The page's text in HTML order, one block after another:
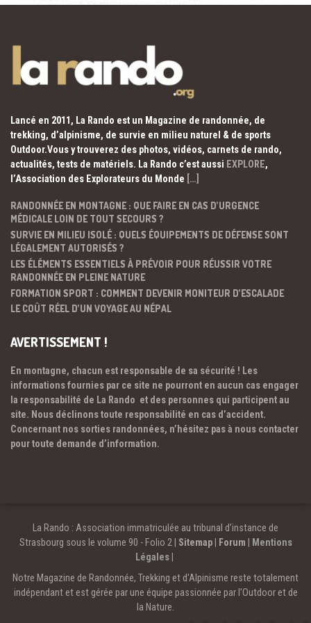
Lancé en 2011, La Rando est un Magazine de randonnée, de
trekking, d’alpinisme, de survie en milieu naturel & de sports
Outdoor.Vous y trouverez des photos, vidéos, carnets de rando,
actualités, tests de matériels. La Rando c’est aussi EXPLORE,
l’Association des Explorateurs du Monde […]
RANDONNÉE EN MONTAGNE : QUE FAIRE EN CAS D’URGENCE
MÉDICALE LOIN DE TOUT SECOURS ?
SURVIE EN MILIEU ISOLÉ : QUELS ÉQUIPEMENTS DE DÉFENSE SONT
LÉGALEMENT AUTORISÉS ?
LES ÉLÉMENTS ESSENTIELS À PRÉVOIR POUR RÉUSSIR VOTRE
RANDONNÉE EN PLEINE NATURE
FORMATION SPORT : COMMENT DEVENIR MONITEUR D’ESCALADE
LE COÛT RÉEL D’UN VOYAGE AU NÉPAL
AVERTISSEMENT !
En montagne, chacun est responsable de sa sécurité ! Les
informations fournies par ce site ne pourront en aucun cas engager
la responsabilité de La Rando et des personnes qui participent au
site. Nous déclinons toute responsabilité en cas d’accident.
Concernant nos sorties randonnées, n’hésitez pas à nous contacter
pour toute demande d’information.
La Rando : Association immatriculée au tribunal d’instance de
Strasbourg sous le volume 90 - Folio 2 | Sitemap| Forum
Mentions
Légales
Notre Magazine de Randonnée, Trekking et d'Alpinisme reste totalement
indépendant et est gérée par une équipe passionnée par l’Outdoor et de
la Nature.